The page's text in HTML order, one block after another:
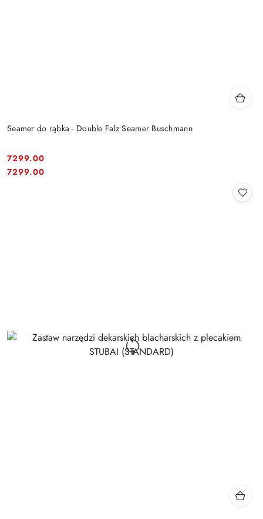
Seamer do rąbka - Double Falz Seamer Buschmann
Cena:
7299.00
Cena:
7299.00